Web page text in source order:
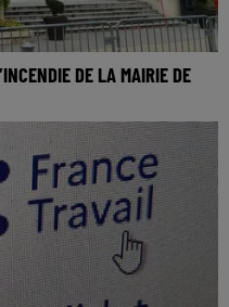
DE LA MAIRIE DE